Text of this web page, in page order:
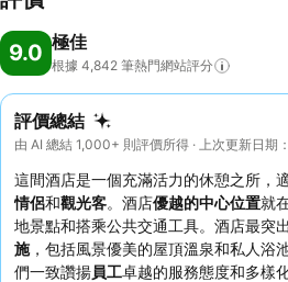
9.0 極佳
根據 4,842 筆熱門網站評分
評價總結
由 AI 總結 1,000+ 則評價所得 · 上次更新日
這間酒店是一個充滿活力的休憩之所，
情侶和觀光客。酒店優越的中心位置就
地景點和搭乘公共交通工具。酒店最突
施，包括風景優美的屋頂溫泉和私人浴
們一致讚揚員工卓越的服務態度和多樣